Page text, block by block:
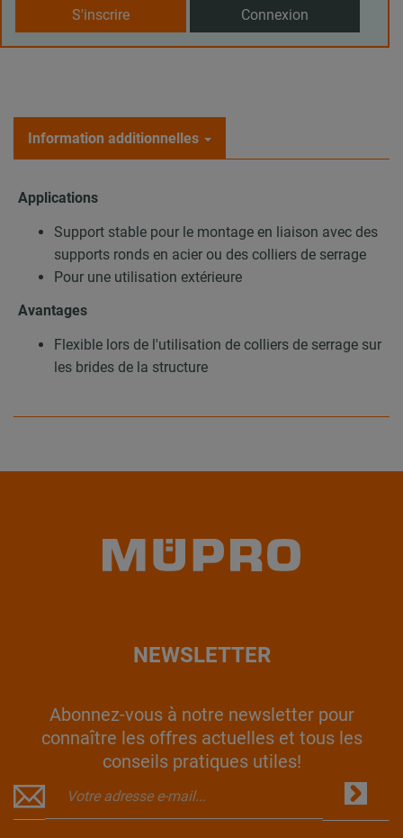
S'inscrire Connexion
Information additionnelles
Applications
Support stable pour le montage en liaison avec des
supports ronds en acier ou des colliers de serrage
Pour une utilisation extérieure
Avantages
Flexible lors de l'utilisation de colliers de serrage sur
les brides de la structure
NEWSLETTER
Abonnez-vous à notre newsletter pour
connaître les offres actuelles et tous les
conseils pratiques utiles!